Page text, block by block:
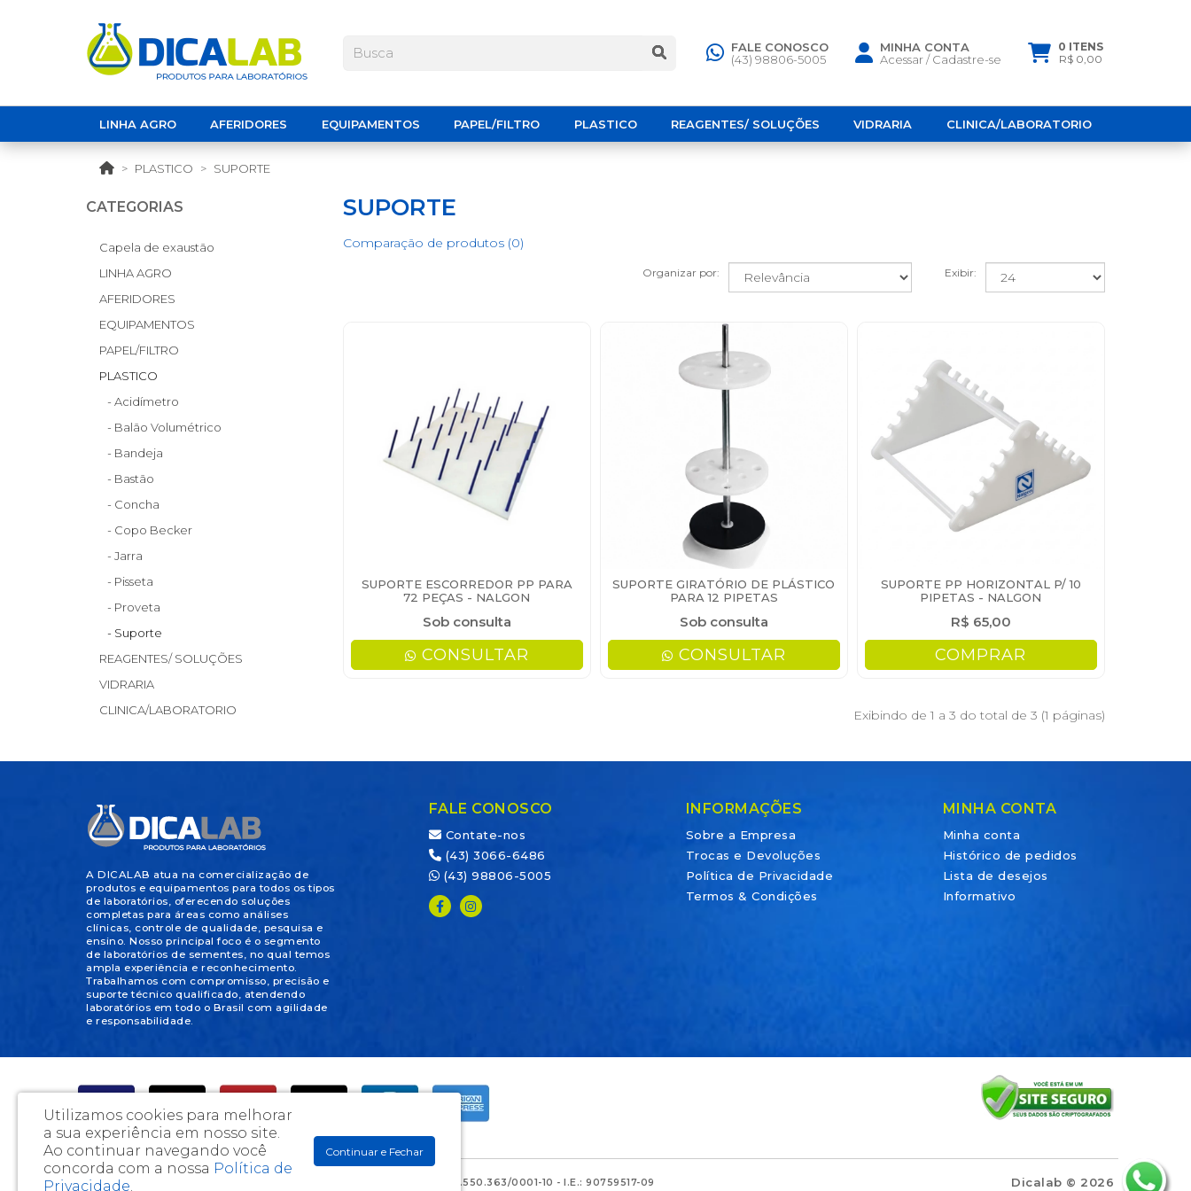
FALE CONOSCO
(43) 98806-5005
MINHA CONTA
Acessar/Cadastre-se
0 ITENS
R$ 0,00
LINHA AGRO AFERIDORES EQUIPAMENTOS PAPEL/FILTRO PLASTICO REAGENTES/ SOLUÇÕES VIDRARIA CLINICA/LABORATORIO
PLASTICO SUPORTE
CATEGORIAS
Capela de exaustão
LINHA AGRO
AFERIDORES
EQUIPAMENTOS
PAPEL/FILTRO
PLASTICO
- Acidímetro
- Balão Volumétrico
- Bandeja
- Bastão
- Concha
- Copo Becker
- Jarra
- Pisseta
- Proveta
- Suporte
REAGENTES/ SOLUÇÕES
VIDRARIA
CLINICA/LABORATORIO
SUPORTE
Comparação de produtos (0)
Organizar por: Exibir:
SUPORTE ESCORREDOR PP PARA
72 PEÇAS - NALGON
Sob consulta
CONSULTAR
SUPORTE GIRATÓRIO DE PLÁSTICO
PARA 12 PIPETAS
Sob consulta
CONSULTAR
SUPORTE PP HORIZONTAL P/ 10
PIPETAS - NALGON
R$ 65,00
COMPRAR
Exibindo de 1 a 3 do total de 3 (1 páginas)
A DICALAB atua na comercialização de
produtos e equipamentos para todos os tipos
de laboratórios, oferecendo soluções
completas para áreas como análises
clínicas, controle de qualidade, pesquisa e
ensino. Nosso principal foco é o segmento
de laboratórios de sementes, no qual temos
ampla experiência e reconhecimento.
Trabalhamos com compromisso, precisão e
suporte técnico qualificado, atendendo
laboratórios em todo o Brasil com agilidade
e responsabilidade.
FALE CONOSCO
Contate-nos
(43) 3066-6486
(43) 98806-5005
INFORMAÇÕES
Sobre a Empresa
Trocas e Devoluções
Política de Privacidade
Termos & Condições
MINHA CONTA
Minha conta
Histórico de pedidos
Lista de desejos
Informativo
DicaLab Materiais Para Laboratórios e Artigos Médicos Ltda - CNPJ: 28.550.363/0001-10 - I.E.: 90759517-09 Dicalab © 2026
Utilizamos cookies para melhorar
a sua experiência em nosso site.
Ao continuar navegando você
concorda com a nossa Política de
Privacidade.
Continuar e Fechar